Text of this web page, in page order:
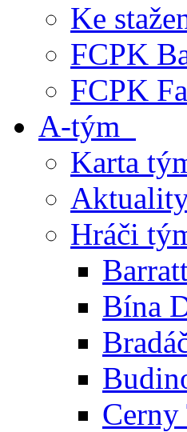
Ke
FCPK
FCPK
A-tým
Karta
Hráči
Bína